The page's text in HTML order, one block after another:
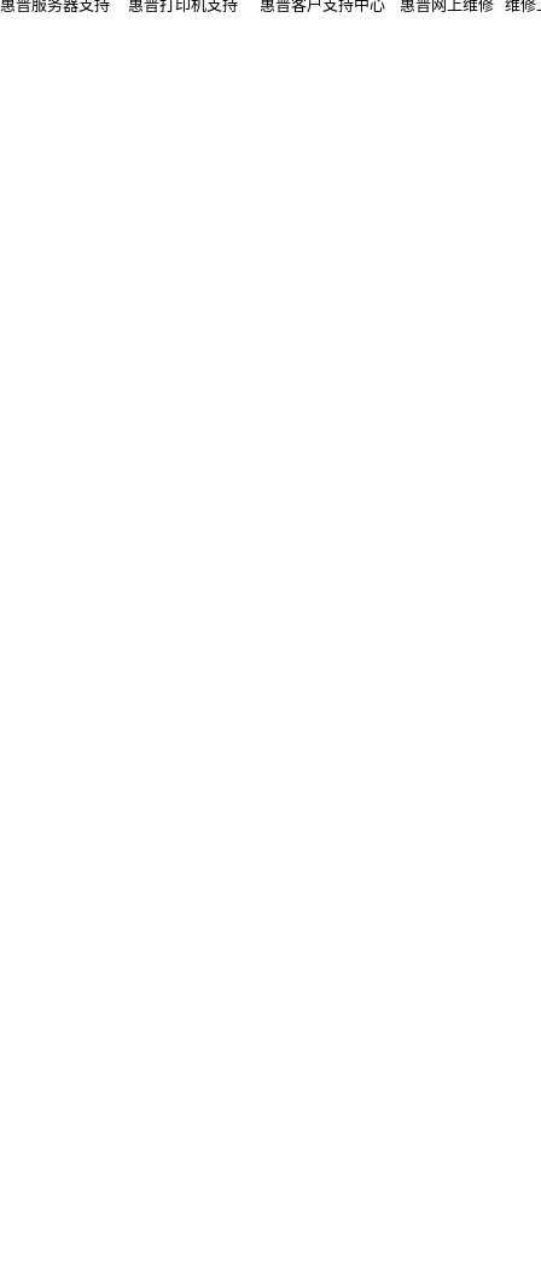
惠普服务器支持 惠普打印机支持 惠普客户支持中心 惠普网上维修 维修